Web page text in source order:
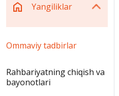
Yangiliklar
Ommaviy tadbirlar
Rahbariyatning chiqish va
bayonotlari